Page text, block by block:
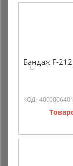
Бандаж F-212
КОД: 4000006401